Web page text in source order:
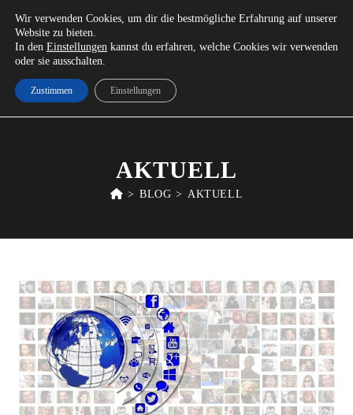
AKTUELL
> BLOG > AKTUELL
Wir verwenden Cookies, um dir die bestmögliche Erfahrung auf unserer
Website zu bieten.
In den Einstellungen kannst du erfahren, welche Cookies wir verwenden
oder sie ausschalten.
Zustimmen Einstellungen